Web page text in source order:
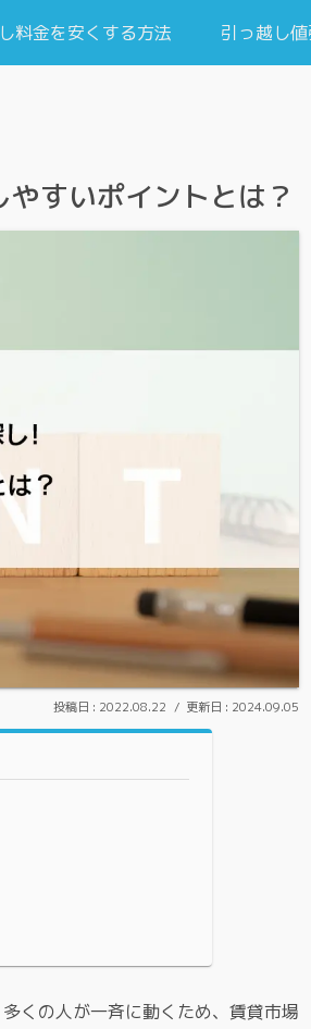
料金を安くする方法 引っ越し
すいポイントとは？
2022.08.22 2024.09.05
くの人が一斉に動くため、賃貸市場